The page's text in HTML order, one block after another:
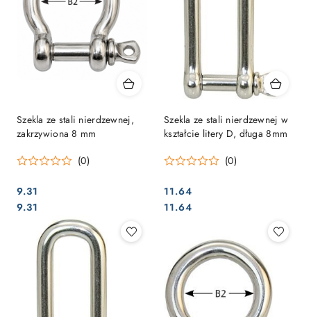
Szekla ze stali nierdzewnej,
zakrzywiona 8 mm
(0)
Cena:
9.31
Cena:
9.31
Szekla ze stali nierdzewnej w
kształcie litery D, długa 8mm
(0)
Cena:
11.64
Cena:
11.64